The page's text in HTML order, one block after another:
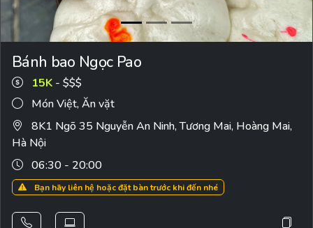
Bánh bao Ngọc Pao
15K - $$$
Món Việt,Ăn vặt
8K1 Ngõ 35 Nguyễn An Ninh, Tương Mai, Hoàng Mai,
Hà Nội
06:30 - 20:00
Bạn hãy liên hệ hoặc đặt bàn trước khi đến nhé